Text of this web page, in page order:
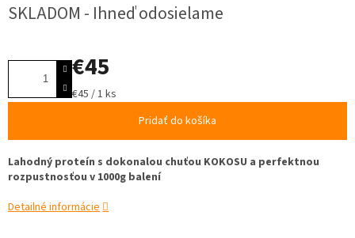
SKLADOM - Ihneď odosielame
€45
Jednotková
€45 / 1 ks
Pridať do košíka
Lahodný proteín s dokonalou chuťou KOKOSU a perfektnou
rozpustnosťou v 1000g balení
Detailné informácie